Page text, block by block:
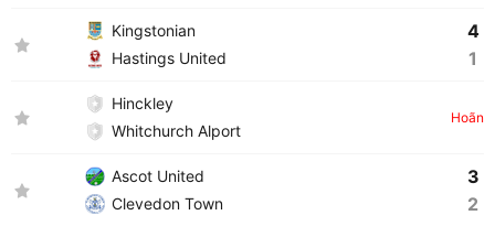
Kingstonian
Hastings United
4
1
Hinckley
Whitchurch Alport
Hoãn
Ascot United
Clevedon Town
3
2